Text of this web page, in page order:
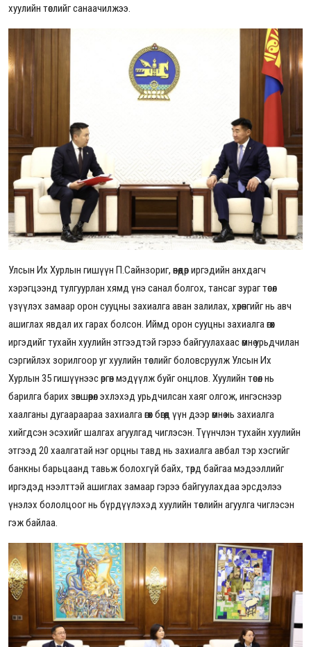
хуулийн төслийг санаачилжээ.
Улсын Их Хурлын гишүүн П.Сайнзориг, өнөөдөр иргэдийн анхдагч
хэрэгцээнд тулгуурлан хямд үнэ санал болгох, тансаг зураг төсөл
үзүүлэх замаар орон сууцны захиалга аван залилах, хөрөнгийг нь авч
ашиглах явдал их гарах болсон. Иймд орон сууцны захиалга өгөх
иргэдийг тухайн хуулийн этгээдтэй гэрээ байгуулахаас өмнө урьдчилан
сэргийлэх зорилгоор уг хуулийн төслийг боловсруулж Улсын Их
Хурлын 35 гишүүнээс өргөн мэдүүлж буйгонцлов. Хуулийн төсөл нь
барилга барих зөвшөөрөл эхлэхэд урьдчилсан хаяг олгож, ингэснээр
хаалганы дугаараараа захиалга өгөх бөгөөд үүн дээр өмнө нь захиалга
хийгдсэн эсэхийг шалгах агуулгад чиглэсэн. Түүнчлэн тухайн хуулийн
этгээд 20 хаалгатай нэг орцны тавд нь захиалга авбал тэр хэсгийг
банкны барьцаанд тавьж болохгүй байх, төрд байгаа мэдээллийг
иргэдэд нээлттэй ашиглах замаар гэрээ байгуулахдаа эрсдэлээ
үнэлэх бололцоог нь бүрдүүлэхэд хуулийн төслийн агуулга чиглэсэн
гэж байлаа.